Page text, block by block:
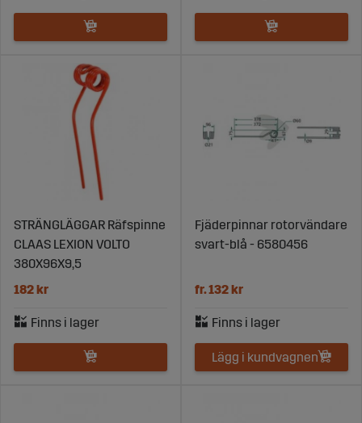
STRÄNGLÄGGAR Räfspinne
CLAAS LEXION VOLTO
380X96X9,5
182 kr
Fjäderpinnar rotorvändare
svart-blå - 6580456
fr. 132 kr
Lägg i kundvagnen